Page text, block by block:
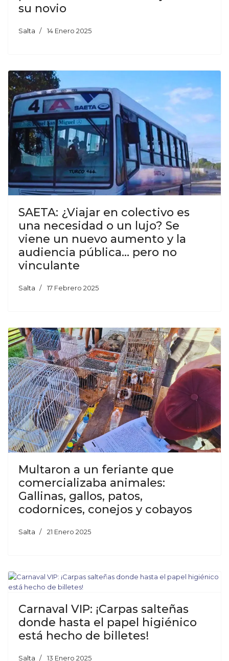
su novio
Salta 14 Enero 2025
SAETA: ¿Viajar en colectivo es
una necesidad o un lujo? Se
viene un nuevo aumento y la
audiencia pública… pero no
vinculante
Salta 17 Febrero 2025
Multaron a un feriante que
comercializaba animales:
Gallinas, gallos, patos,
codornices, conejos y cobayos
Salta 21 Enero 2025
Carnaval VIP: ¡Carpas salteñas
donde hasta el papel higiénico
está hecho de billetes!
Salta 13 Enero 2025